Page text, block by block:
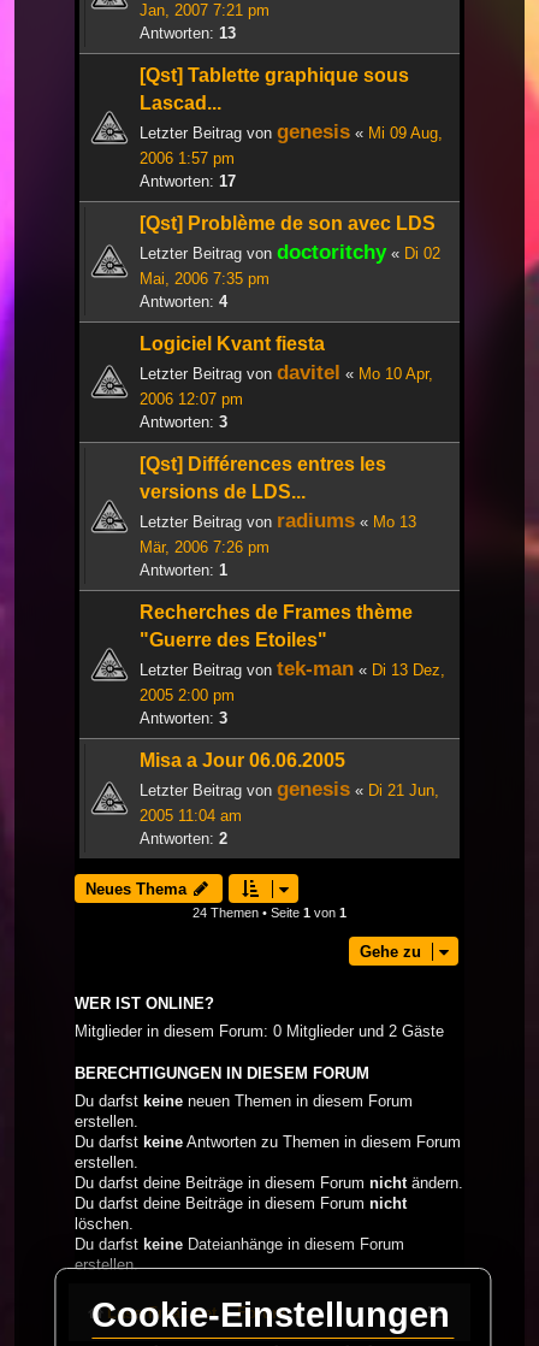
Jan, 2007 7:21 pm
Antworten: 13
[Qst] Tablette graphique sous
Lascad...
Letzter Beitrag von genesis « Mi 09 Aug,
2006 1:57 pm
Antworten: 17
[Qst] Problème de son avec LDS
Letzter Beitrag von doctoritchy« Di 02
Mai, 2006 7:35 pm
Antworten: 4
Logiciel Kvant fiesta
Letzter Beitrag von davitel « Mo 10 Apr,
2006 12:07 pm
Antworten: 3
[Qst] Différences entres les
versions de LDS...
Letzter Beitrag von radiums « Mo 13
Mär, 2006 7:26 pm
Antworten: 1
Recherches de Frames thème
"Guerre des Etoiles"
Letzter Beitrag von tek-man « Di 13 Dez,
2005 2:00 pm
Antworten: 3
Misa a Jour 06.06.2005
Letzter Beitrag von genesis « Di 21 Jun,
2005 11:04 am
Antworten: 2
Neues Thema
24 Themen • Seite 1 von 1
Gehe zu
WER IST ONLINE?
Mitglieder in diesem Forum: 0 Mitglieder und 2 Gäste
BERECHTIGUNGEN IN DIESEM FORUM
Du darfst keine neuen Themen in diesem Forum
erstellen.
Du darfst keine Antworten zu Themen in diesem Forum
erstellen.
Du darfst deine Beiträge in diesem Forum nichtändern.
Du darfst deine Beiträge in diesem Forum nicht
löschen.
Du darfst keine Dateianhänge in diesem Forum
erstellen.
LaserFreak.net Forum
Cookie-Einstellungen